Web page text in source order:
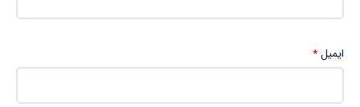
ایمیل*